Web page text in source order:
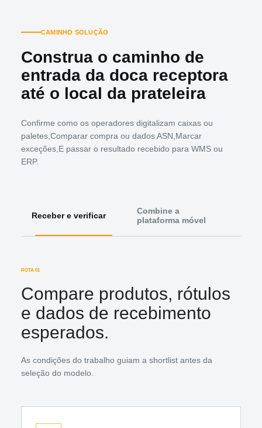
CAMINHO SOLUÇÃO
Construa o caminho de
entrada da doca receptora
até o local da prateleira
Confirme como os operadores digitalizam caixas ou
paletes,Comparar compra ou dados ASN,Marcar
exceções,E passar o resultado recebido para WMS ou
ERP.
Receber e verificar
Combine a
plataforma móvel
ROTA 01
Compare produtos, rótulos
e dados de recebimento
esperados.
As condições do trabalho guiam a shortlist antes da
seleção do modelo.